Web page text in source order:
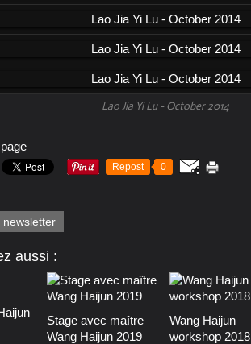
Lao Jia Yi Lu - October 2014
Repost 0
newsletter
aussi :
Stage avec maître
Wang Haijun 2019
Wang Haijun
workshop 2018